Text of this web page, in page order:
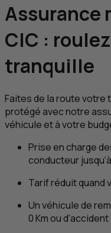
Assurance
CIC :
tranquille
Faites de la route votre
protégé avec notre
véhicule et à votre
Prise en charge
conducteur
Tarif réduit quand
Un véhicule de
0Kmou d’accident